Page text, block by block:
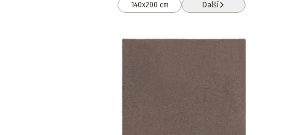
140x200 cm
Další